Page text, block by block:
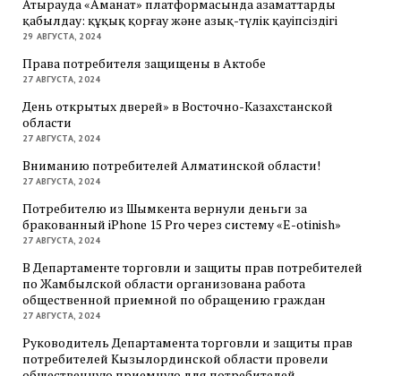
Атырауда «Аманат» платформасында азаматтарды
қабылдау: құқық қорғау және азық-түлік қауіпсіздігі
29 АВГУСТА, 2024
Права потребителя защищены в Актобе
27 АВГУСТА, 2024
День открытых дверей» в Восточно-Казахстанской
области
27 АВГУСТА, 2024
Вниманию потребителей Алматинской области!
27 АВГУСТА, 2024
Потребителю из Шымкента вернули деньги за
бракованный iPhone 15 Pro через систему «E-otinish»
27 АВГУСТА, 2024
В Департаменте торговли и защиты прав потребителей
по Жамбылской области организована работа
общественной приемной по обращению граждан
27 АВГУСТА, 2024
Руководитель Департамента торговли и защиты прав
потребителей Кызылординской области провели